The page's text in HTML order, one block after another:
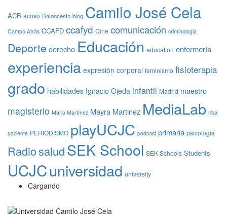
ACB acoso Baloncesto blog Camilo José Cela
Campo Atrás CCAFD ccafyd Cine comunicación criminologia
Deporte derecho Educación education enfermería
experiencia expresión corporal feminismo fisioterapia
grado habilidades Ignacio Ojeda infantil Madrid maestro
magisterio Mario Martínez Mayra Martinez MediaLab nba
paciente PERIODISMO playUCJC podcast primaria psicologia
RadiosaludSEK School SEK Schools Students
UCJCuniversidad university
Cargando